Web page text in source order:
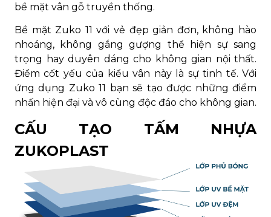
bề mặt vân gỗ truyền thống.
Bề mặt Zuko 11 với vẻ đẹp giản đơn, không hào
nhoáng, không gắng gượng thể hiện sự sang
trọng hay duyên dáng cho không gian nội thất.
Điểm cốt yếu của kiểu vân này là sự tinh tế. Với
ứng dụng Zuko 11 bạn sẽ tạo được những điểm
nhấn hiện đại và vô cùng độc đáo cho không gian.
CẤU TẠO TẤM NHỰA
ZUKOPLAST